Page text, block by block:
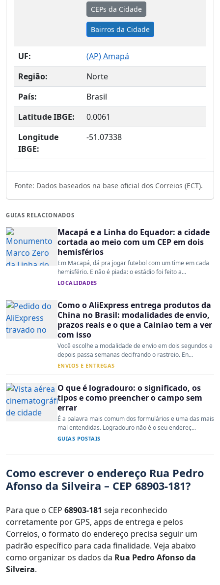
CEPs da Cidade
Bairros da Cidade
UF: (AP) Amapá
Região:
Norte
País:
Brasil
Latitude IBGE:
0.0061
Longitude
IBGE:
-51.07338
Fonte: Dados baseados na base oficial dos Correios (ECT).
GUIAS RELACIONADOS
Macapá e a Linha do Equador: a cidade
cortada ao meio com um CEP em dois
hemisférios
Em Macapá, dá pra jogar futebol com um time em cada
hemisfério. E não é piada: o estádio foi feito a...
LOCALIDADES
Como o AliExpress entrega produtos da
China no Brasil: modalidades de envio,
prazos reais e o que a Cainiao tem a ver
com isso
Você escolhe a modalidade de envio em dois segundos e
depois passa semanas decifrando o rastreio. En...
ENVIOS E ENTREGAS
O que é logradouro: o significado, os
tipos e como preencher o campo sem
errar
É a palavra mais comum dos formulários e uma das mais
mal entendidas. Logradouro não é o seu endereç...
GUIAS POSTAIS
Como escrever o endereço Rua Pedro
Afonso da Silveira – CEP 68903-181?
Para que o CEP 68903-181 seja reconhecido
corretamente por GPS, apps de entrega e pelos
Correios, o formato do endereço precisa seguir um
padrão específico para cada finalidade. Veja abaixo
como organizar os dados da Rua Pedro Afonso da
Silveira.